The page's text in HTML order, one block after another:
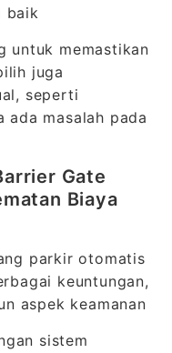
baik
untuk memastikan
juga
seperti
ada masalah pada
Gate
Biaya
parkir otomatis
keuntungan,
aspek keamanan
sistem